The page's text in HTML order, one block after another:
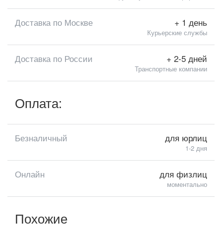
Доставка по Москве + 1 день
Курьерские службы
Доставка по России + 2-5 дней
Транспортные компании
Оплата:
Безналичный для юрлиц
1-2 дня
Онлайн для физлиц
моментально
Похожие